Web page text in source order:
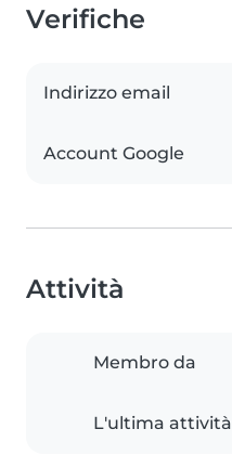
Verifiche
Indirizzo email
Account Google
Attività
Membro da
L'ultima attività